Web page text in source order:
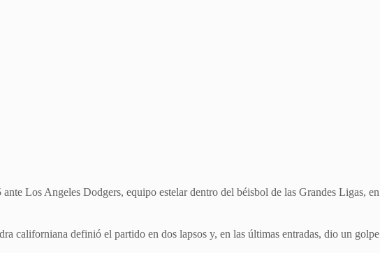
Los Angeles Dodgers, equipo estelar dentro del béisbol de las Grandes Ligas, en
californiana definió el partido en dos lapsos y, en las últimas entradas, dio un golpe